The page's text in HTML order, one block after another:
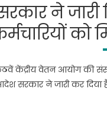
ने
को
केंद्रीय वेतन आयोग की
सरकार ने जारी कर